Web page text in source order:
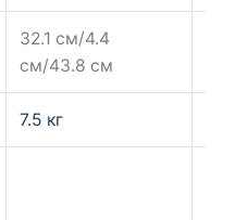
32.1 см/4.4
см/43.8 см
7.5 кг